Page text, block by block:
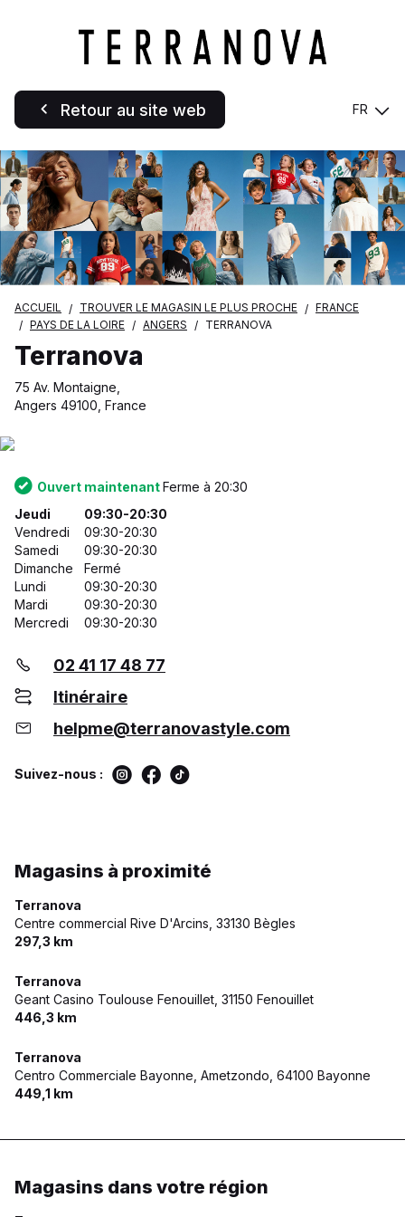
Retour au site web FR
ACCUEIL TROUVER LE MAGASIN LE PLUS PROCHE
FRANCE
PAYS DE LA LOIRE
ANGERS TERRANOVA
Terranova
75 Av. Montaigne,
Angers 49100, France
Ouvert maintenantFerme à 20:30
Jeudi
09:30-20:30
Vendredi
09:30-20:30
Samedi
09:30-20:30
Dimanche
Fermé
Lundi
09:30-20:30
Mardi
09:30-20:30
Mercredi
09:30-20:30
02 41 17 48 77
Itinéraire
helpme@terranovastyle.com
Suivez-nous :
Magasins à proximité
Terranova
Centre commercial Rive D'Arcins, 33130 Bègles
297,3 km
Terranova
Geant Casino Toulouse Fenouillet, 31150 Fenouillet
446,3 km
Terranova
Centro Commerciale Bayonne, Ametzondo, 64100 Bayonne
449,1 km
Magasins dans votre région